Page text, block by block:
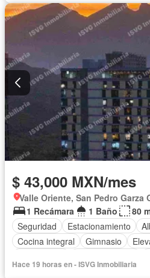
Cuarto de servicio
Electricidad
Estacionamiento
Gimnasio
Recámara con closet
Sala
Televisión por cable
Terraza
Zonas verdes
Permite mascotas
Completamente amueblado
$ 43,000 MXN/mes
Valle Oriente, San Pedro Garza
1 Recámara
1 Baño
80
Seguridad
Estacionamiento
Cocina integral
Gimnasio
Aire acondicionado
Electricidad
Hace 19 horas en - ISVG Inmobiliaria